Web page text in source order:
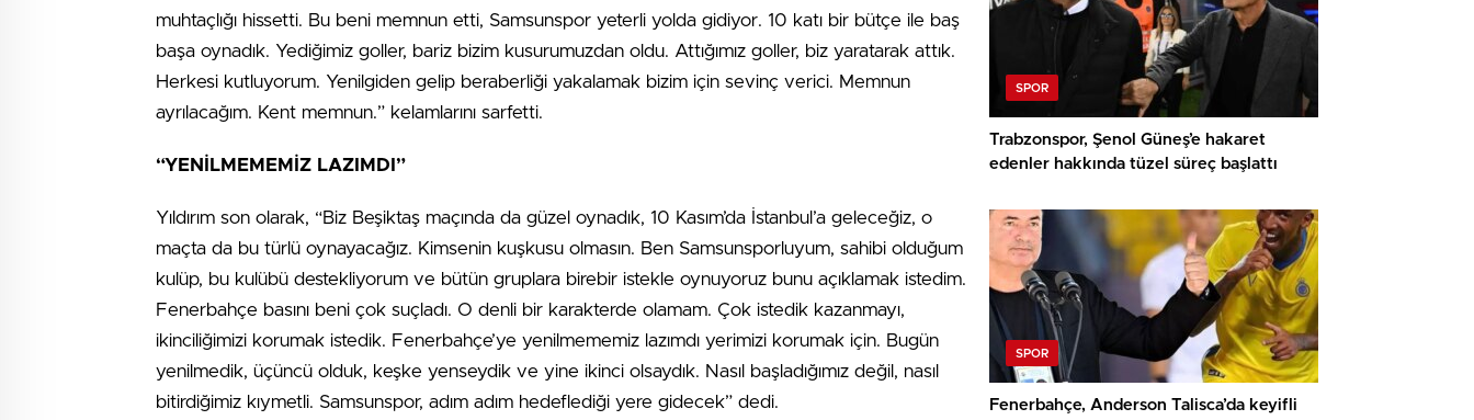
muhtaçlığı hissetti. Bu beni memnun etti, Samsunspor yeterli yolda gidiyor. 10 katı bir bütçe ile baş
başa oynadık. Yediğimiz goller, bariz bizim kusurumuzdan oldu. Attığımız goller, biz yaratarak attık.
Herkesi kutluyorum. Yenilgiden gelip beraberliği yakalamak bizim için sevinç verici. Memnun
ayrılacağım. Kent memnun.” kelamlarını sarfetti.
“YENİLMEMEMİZ LAZIMDI”
Yıldırım son olarak, “Biz Beşiktaş maçında da güzel oynadık, 10 Kasım’da İstanbul’a geleceğiz, o
maçta da bu türlü oynayacağız. Kimsenin kuşkusu olmasın. Ben Samsunsporluyum, sahibi olduğum
kulüp, bu kulübü destekliyorum ve bütün gruplara birebir istekle oynuyoruz bunu açıklamak istedim.
Fenerbahçe basını beni çok suçladı. O denli bir karakterde olamam. Çok istedik kazanmayı,
ikinciliğimizi korumak istedik. Fenerbahçe’ye yenilmememiz lazımdı yerimizi korumak için. Bugün
yenilmedik, üçüncü olduk, keşke yenseydik ve yine ikinci olsaydık. Nasıl başladığımız değil, nasıl
bitirdiğimiz kıymetli. Samsunspor, adım adım hedeflediği yere gidecek” dedi.
SPOR
Trabzonspor, Şenol Güneş’e hakaret
edenler hakkında tüzel süreç başlattı
SPOR
Fenerbahçe, Anderson Talisca’da keyifli